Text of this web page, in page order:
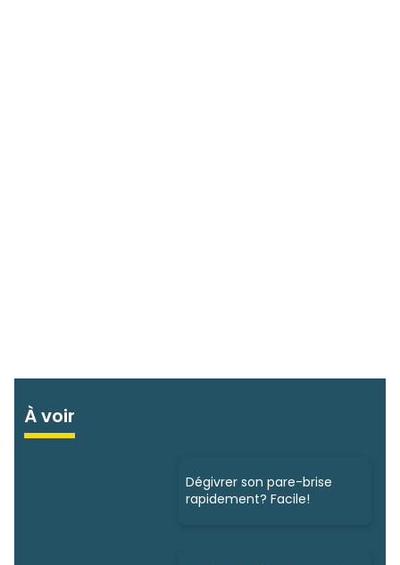
À voir
Dégivrer son pare-brise
rapidement? Facile!